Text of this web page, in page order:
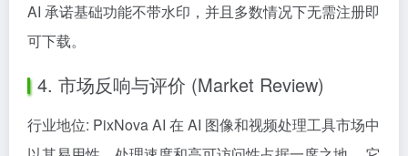
AI 承诺基础功能不带水印，并且多数情况下无需注册即
可下载。
4. 市场反响与评价 (Market Review)
行业地位: PixNova AI 在 AI 图像和视频处理工具市场中